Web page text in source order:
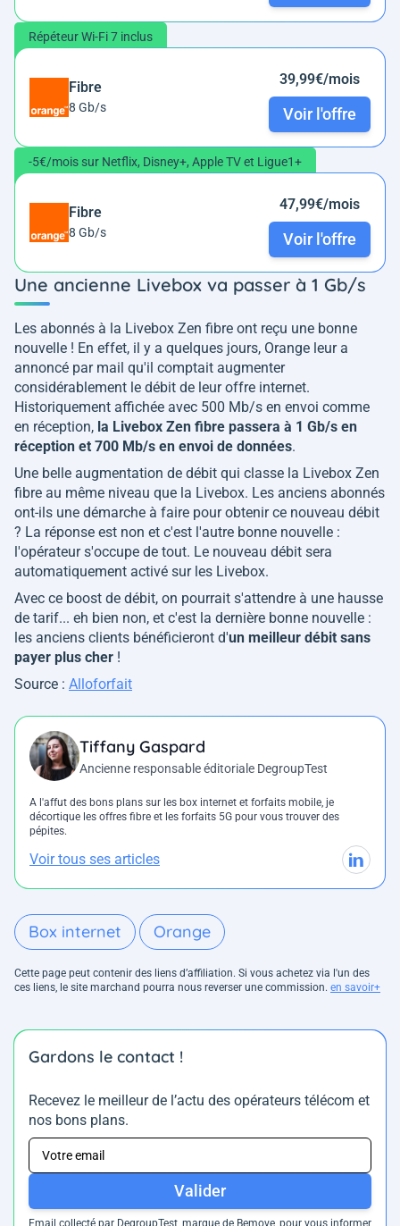
Répéteur Wi-Fi 7 inclus
Fibre
8 Gb/s
39,99€/mois
Voir l'offre
-5€/mois sur Netflix, Disney+, Apple TV et Ligue1+
Fibre
8 Gb/s
47,99€/mois
Voir l'offre
Une ancienne Livebox va passer à 1 Gb/s
Les abonnés à la Livebox Zen fibre ont reçu une bonne
nouvelle ! En effet, il y a quelques jours, Orange leur a
annoncé par mail qu'il comptait augmenter
considérablement le débit de leur offre internet.
Historiquement affichée avec 500 Mb/s en envoi comme
en réception, la Livebox Zen fibre passera à 1 Gb/s en
réception et 700 Mb/s en envoi de données.
Une belle augmentation de débit qui classe la Livebox Zen
fibre au même niveau que la Livebox. Les anciens abonnés
ont-ils une démarche à faire pour obtenir ce nouveau débit
? La réponse est non et c'est l'autre bonne nouvelle :
l'opérateur s'occupe de tout. Le nouveau débit sera
automatiquement activé sur les Livebox.
Avec ce boost de débit, on pourrait s'attendre à une hausse
de tarif... eh bien non, et c'est la dernière bonne nouvelle :
les anciens clients bénéficieront d'un meilleur débit sans
payer plus cher !
Source : Alloforfait
Tiffany Gaspard
Ancienne responsable éditoriale DegroupTest
A l'affut des bons plans sur les box internet et forfaits mobile, je
décortique les offres fibre et les forfaits 5G pour vous trouver des
pépites.
Voir tous ses articles
Box internet Orange
Cette page peut contenir des liens d’affiliation. Si vous achetez via l'un des
ces liens, le site marchand pourra nous reverser une commission. en savoir+
Gardons le contact !
Recevez le meilleur de l’actu des opérateurs télécom et
nos bons plans.
Valider
Email collecté par DegroupTest, marque de Bemove, pour vous informer